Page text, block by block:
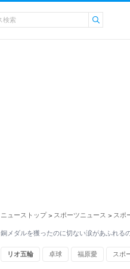
ニューストップ > スポーツニュース > スポ
銅メダルを獲ったのに切ない涙があふれる
リオ五輪 卓球 福原愛 スポ